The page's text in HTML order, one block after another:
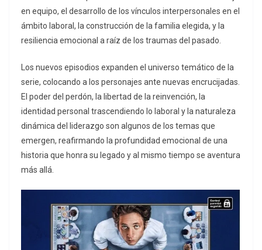
en equipo, el desarrollo de los vínculos interpersonales en el
ámbito laboral, la construcción de la familia elegida, y la
resiliencia emocional a raíz de los traumas del pasado.
Los nuevos episodios expanden el universo temático de la
serie, colocando a los personajes ante nuevas encrucijadas.
El poder del perdón, la libertad de la reinvención, la
identidad personal trascendiendo lo laboral y la naturaleza
dinámica del liderazgo son algunos de los temas que
emergen, reafirmando la profundidad emocional de una
historia que honra su legado y al mismo tiempo se aventura
más allá.